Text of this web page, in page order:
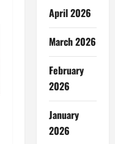
April 2026
March 2026
February
2026
January
2026